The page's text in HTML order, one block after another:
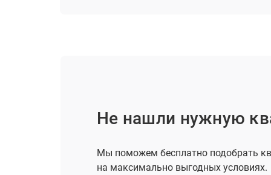
Не нашли нужную
Мы поможем бесплатно подобрать
на максимально выгодных условиях.